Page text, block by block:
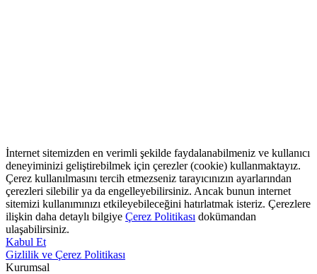
İnternet sitemizden en verimli şekilde faydalanabilmeniz ve kullanıcı
deneyiminizi geliştirebilmek için çerezler (cookie) kullanmaktayız.
Çerez kullanılmasını tercih etmezseniz tarayıcınızın ayarlarından
çerezleri silebilir ya da engelleyebilirsiniz. Ancak bunun internet
sitemizi kullanımınızı etkileyebileceğini hatırlatmak isteriz. Çerezlere
ilişkin daha detaylı bilgiye Çerez Politikası dokümandan
ulaşabilirsiniz.
Kabul Et
Gizlilik ve Çerez Politikası
Kurumsal